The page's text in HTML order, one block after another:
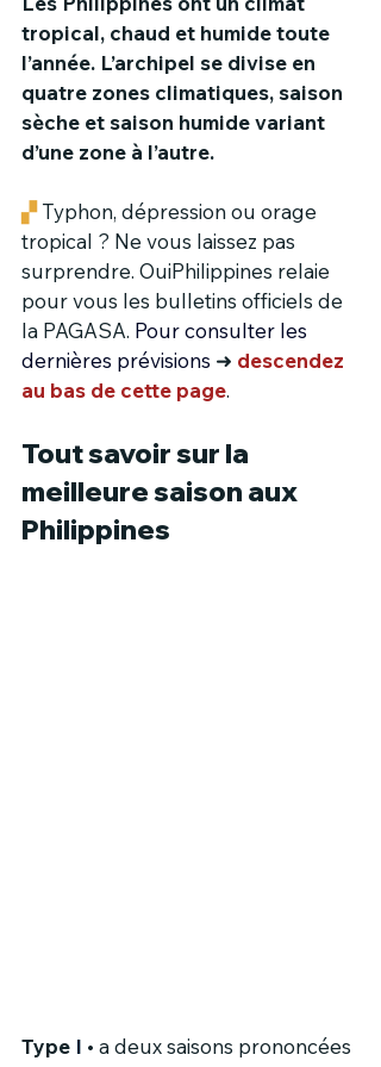
tropical, chaud et humide toute
l’année. L’archipel se divise en
quatre zones climatiques, saison
sèche et saison humide variant
d’une zone à l’autre.
▞ Typhon, dépression ou orage
tropical ? Ne vous laissez pas
surprendre. OuiPhilippines relaie
pour vous les bulletins officiels de
la PAGASA. Pour consulter les
dernières prévisions ➜ descendez
au bas de cette page.
Tout savoir sur la
meilleure saison aux
Philippines
Type I • a deux saisons prononcées